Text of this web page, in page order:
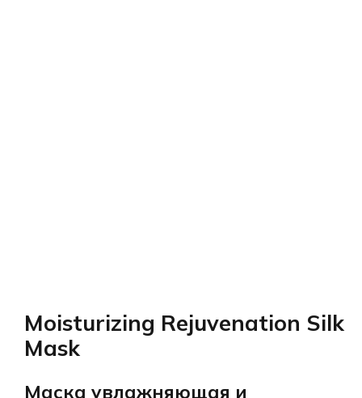
Moisturizing Rejuvenation Silk
Mask
Маска увлажняющая и